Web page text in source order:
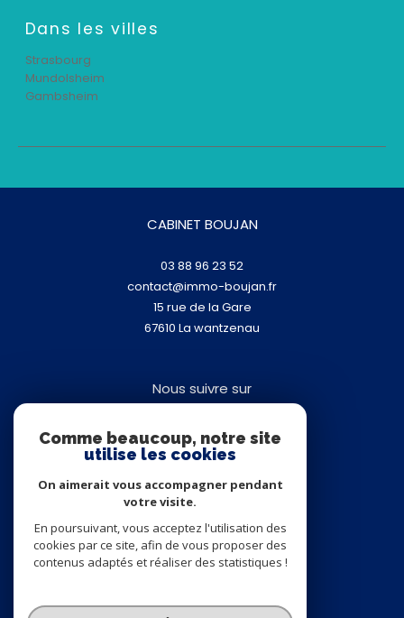
Dans les villes
Strasbourg
Mundolsheim
Gambsheim
CABINET BOUJAN
03 88 96 23 52
contact@immo-boujan.fr
15 rue de la Gare
67610 la wantzenau
Nous suivre sur
Comme beaucoup, notre site
utilise les cookies
On aimerait vous accompagner pendant
votre visite.
En poursuivant, vous acceptez l'utilisation des
cookies par ce site, afin de vous proposer des
contenus adaptés et réaliser des statistiques !